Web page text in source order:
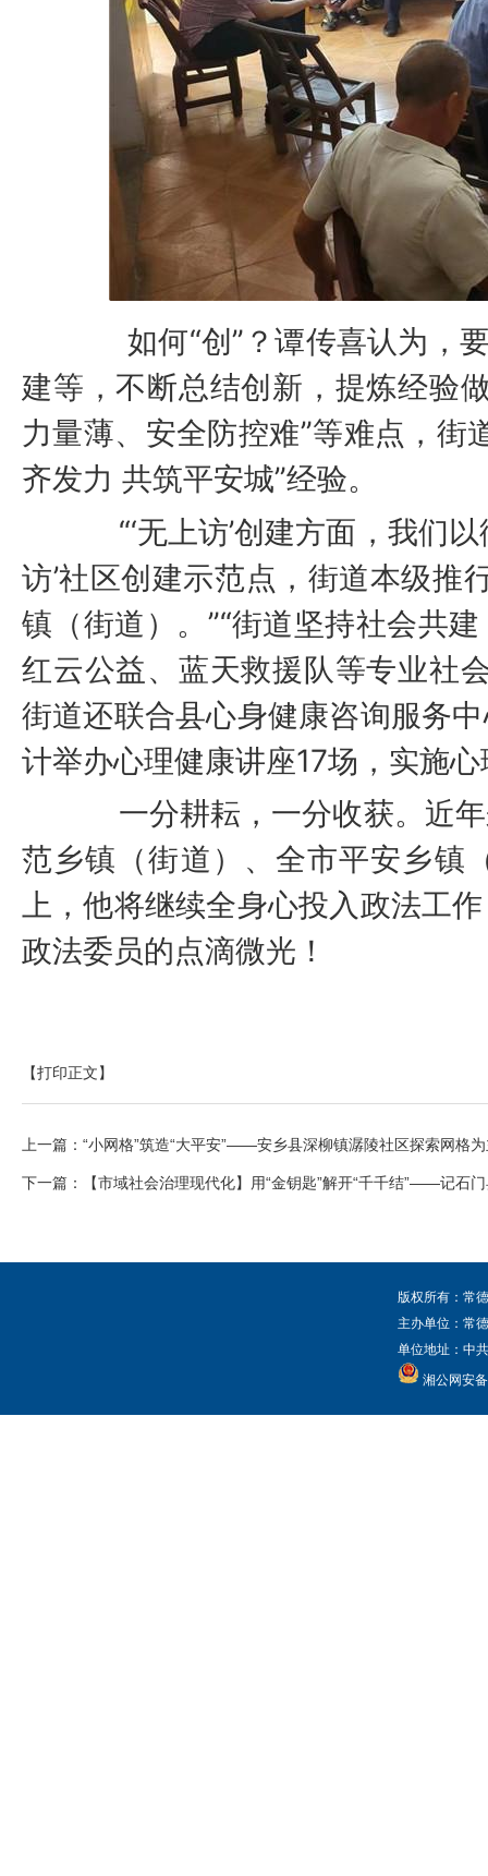
如何“创”？谭传喜认为，
建等，不断总结创新，提炼经验
力量薄、安全防控难”等难点，街
齐发力 共筑平安城”经验。
“‘无上访’创建方面，我们
访’社区创建示范点，街道本级推
镇（街道）。”“街道坚持社会共
红云公益、蓝天救援队等专业社
街道还联合县心身健康咨询服务
计举办心理健康讲座17场，实施
一分耕耘，一分收获。近
范乡镇（街道）、全市平安乡镇
上，他将继续全身心投入政法工
政法委员的点滴微光！
【打印正文】
上一篇： “小网格”筑造“大平安”——安乡县深柳镇潺陵社区探索网格
下一篇： 【市域社会治理现代化】用“金钥匙”解开“千千结”——记石
版权所有：常
主办单位：常
单位地址：中
湘公网安